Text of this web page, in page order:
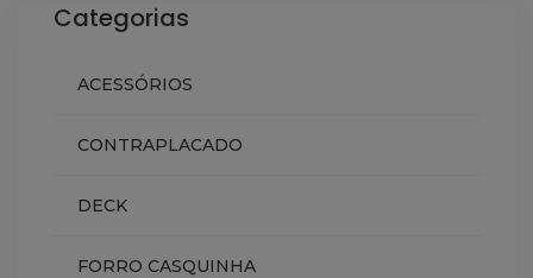
Categorias
ACESSÓRIOS
CONTRAPLACADO
DECK
FORRO CASQUINHA